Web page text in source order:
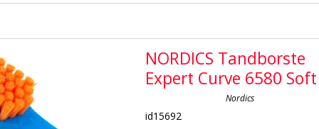
NORDICS Tandborste
Expert Curve 6580 Soft
Nordics
id15692